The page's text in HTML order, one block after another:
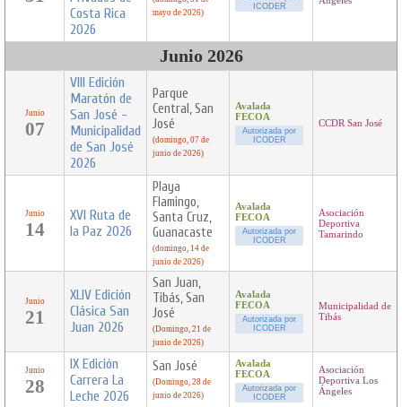
Costa Rica
2026
mayo de 2026)
ICODER
Junio 2026
Junio
07
VIII Edición
Maratón de
San José -
Municipalidad
de San José
2026
Parque
Central, San
José
(domingo, 07 de
junio de 2026)
Avalada
FECOA
Autorizada por
ICODER
CCDR San José
Junio
14
XVI Ruta de
la Paz 2026
Playa
Flamingo,
Santa Cruz,
Guanacaste
(domingo, 14 de
junio de 2026)
Avalada
FECOA
Autorizada por
ICODER
Asociación
Deportiva
Tamarindo
Junio
21
XLIV Edición
Clásica San
Juan 2026
San Juan,
Tibás, San
José
(Domingo, 21 de
junio de 2026)
Avalada
FECOA
Autorizada por
ICODER
Municipalidad de
Tibás
Junio
28
IX Edición
Carrera La
Leche 2026
San José
(Domingo, 28 de
junio de 2026)
Avalada
FECOA
Autorizada por
ICODER
Asociación
Deportiva Los
Ángeles